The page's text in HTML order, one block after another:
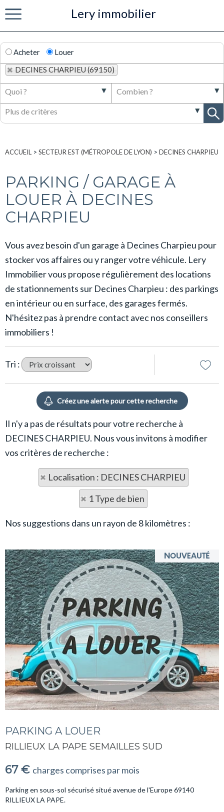
Lery immobilier
Acheter
Louer
DECINES CHARPIEU (69150)
ACCUEIL > SECTEUR EST (MÉTROPOLE DE LYON) > DECINES CHARPIEU
PARKING / GARAGE À
LOUER À DECINES
CHARPIEU
Vous avez besoin d'un garage à Decines Charpieu pour
stocker vos affaires ou y ranger votre véhicule. Lery
Immobilier vous propose régulièrement des locations
de stationnements sur Decines Charpieu : des parkings
en intérieur ou en surface, des garages fermés.
N'hésitez pas à prendre contact avec nos conseillers
immobiliers !
Tri :
Il n'y a pas de résultats pour votre recherche à
DECINES CHARPIEU. Nous vous invitons à modifier
vos critères de recherche :
Localisation : DECINES CHARPIEU
1 Type de bien
Nos suggestions dans un rayon de 8 kilomètres :
PARKING A LOUER
RILLIEUX LA PAPE SEMAILLES SUD
67 € charges comprises par mois
Parking en sous-sol sécurisé situé avenue de l'Europe 69140
RILLIEUX LA PAPE.